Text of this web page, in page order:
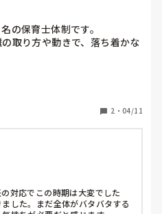
の保育士体制です。
取り方や動きで、落ち着かな
た方が良かったんじゃないか
えてますか？
2 ・ 04/11
対応でこの時期は大変でした
した。まだ全体がバタバタする